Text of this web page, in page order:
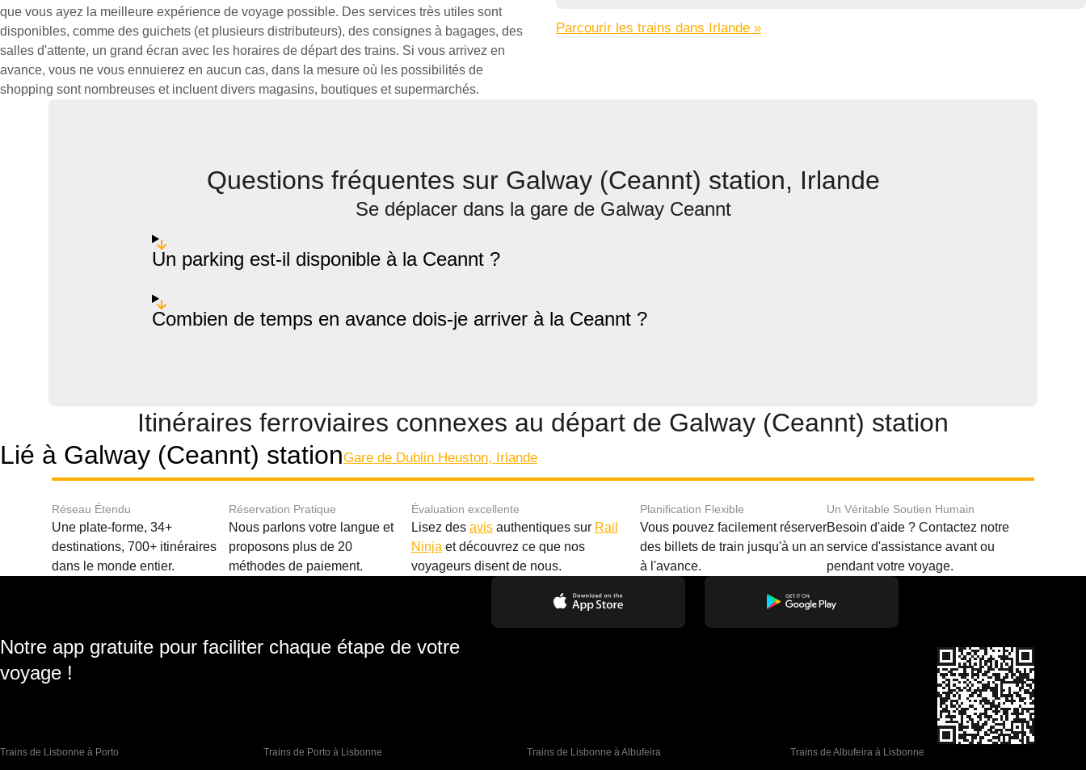
que vous ayez la meilleure expérience de voyage possible. Des services très utiles sont
disponibles, comme des guichets (et plusieurs distributeurs), des consignes à bagages, des
salles d'attente, un grand écran avec les horaires de départ des trains. Si vous arrivez en
avance, vous ne vous ennuierez en aucun cas, dans la mesure où les possibilités de
shopping sont nombreuses et incluent divers magasins, boutiques et supermarchés.
Parcourir les trains dans Irlande »
Questions fréquentes sur Galway (Ceannt) station, Irlande
Se déplacer dans la gare de Galway Ceannt
Un parking est-il disponible à la Ceannt ?
Combien de temps en avance dois-je arriver à la Ceannt ?
Itinéraires ferroviaires connexes au départ de Galway (Ceannt) station
Lié à Galway (Ceannt) stationGare de Dublin Heuston, Irlande
Réseau Étendu
Une plate-forme, 34+
destinations, 700+ itinéraires
dans le monde entier.
Réservation Pratique
Nous parlons votre langue et
proposons plus de 20
méthodes de paiement.
Évaluation excellente
Lisez des avisauthentiques sur Rail
Ninja et découvrez ce que nos
voyageurs disent de nous.
Planification Flexible
Vous pouvez facilement réserver
des billets de train jusqu'à un an
à l'avance.
Un Véritable Soutien Humain
Besoin d'aide ? Contactez notre
service d'assistance avant ou
pendant votre voyage.
Notre app gratuite pour faciliter chaque étape de votre
voyage !
Trains de Lisbonne à Porto Trains de Porto à Lisbonne Trains de Lisbonne à Albufeira Trains de Albufeira à Lisbonne